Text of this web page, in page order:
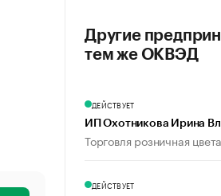
Другие
тем же ОКВЭД
ДЕЙСТВУЕТ
ИП Охотникова Ирина
Торговля розничная
ДЕЙСТВУЕТ